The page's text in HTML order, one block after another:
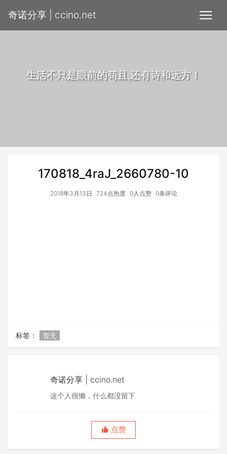
奇诺分享 | ccino.net
生活不只是眼前的苟且,还有诗和远方！
170818_4raJ_2660780-10
2018年3月13日 724点热度 0人点赞 0条评论
标签： 暂无
奇诺分享 | ccino.net
这个人很懒，什么都没留下
点赞